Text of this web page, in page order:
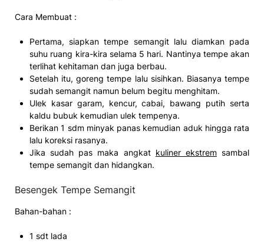
Cara Membuat :
Pertama, siapkan tempe semangit lalu diamkan pada
suhu ruang kira-kira selama 5 hari. Nantinya tempe akan
terlihat kehitaman dan juga berbau.
Setelah itu, goreng tempe lalu sisihkan. Biasanya tempe
sudah semangit namun belum begitu menghitam.
Ulek kasar garam, kencur, cabai, bawang putih serta
kaldu bubuk kemudian ulek tempenya.
Berikan 1 sdm minyak panas kemudian aduk hingga rata
lalu koreksi rasanya.
Jika sudah pas maka angkat kuliner ekstremsambal
tempe semangit dan hidangkan.
Besengek Tempe Semangit
Bahan-bahan :
1 sdt lada